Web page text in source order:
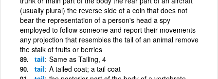
(usually plural) the reverse side of a coin that does not
bear the representation of a person's head a spy
employed to follow someone and report their movements
any projection that resembles the tail of an animal remove
the stalk of fruits or berries
tail Same as Tailing, 4
tail A tailed coat; a tail coat